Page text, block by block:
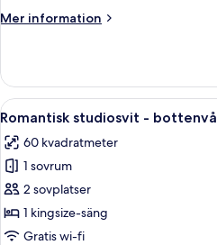
sovrum
mot
poolen
Mer information
Mer
lägenhet
1
utsikt
mot
poolen
Öppna
alla
foton
för
Romantisk
studiosvit
-
19
Romantisk studiosvit -
60 kvadratmeter
1 sovrum
2 sovplatser
1 kingsize-säng
Gratis wi-fi